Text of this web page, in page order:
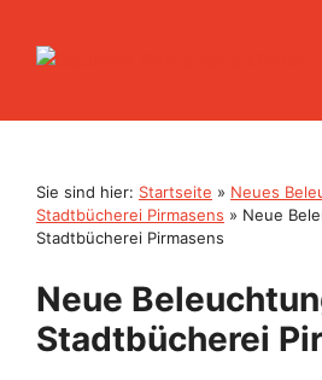
Inhalt
Sie sind hier: Startseite » Neues
Stadtbücherei Pirmasens » Neue
Stadtbücherei Pirmasens
Neue
Stadtbücherei